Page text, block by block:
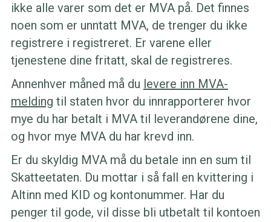
ikke alle varer som det er MVA på. Det finnes
noen som er unntatt MVA, de trenger du ikke
registrere i registreret. Er varene eller
tjenestene dine fritatt, skal de registreres.
Annenhver måned må du levere inn MVA-
melding til staten hvor du innrapporterer hvor
mye du har betalt i MVA til leverandørene dine,
og hvor mye MVA du har krevd inn.
Er du skyldig MVA må du betale inn en sum til
Skatteetaten. Du mottar i så fall en kvittering i
Altinn med KID og kontonummer. Har du
penger til gode, vil disse bli utbetalt til kontoen